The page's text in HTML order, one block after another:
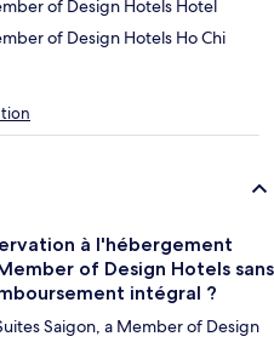
of Design Hotels Hotel
of Design Hotels Ho Chi
à l'hébergement
of Design Hotels sans
intégral ?
Saigon, a Member of Design